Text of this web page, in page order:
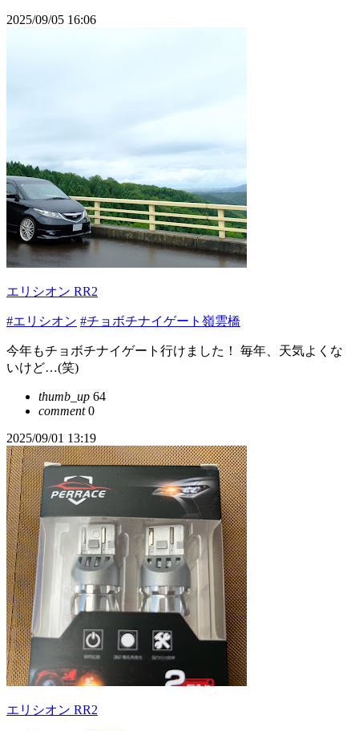
2025/09/05 16:06
エリシオン RR2
#エリシオン #チョボチナイゲート嶺雲橋
今年もチョボチナイゲート行けました！ 毎年、天気よくな
いけど…(笑)
thumb_up 64
comment0
2025/09/01 13:19
エリシオン RR2